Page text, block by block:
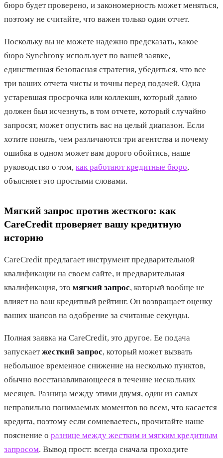
бюро будет проверено, и закономерность может меняться,
поэтому не считайте, что важен только один отчет.
Поскольку вы не можете надежно предсказать, какое
бюро Synchrony использует по вашей заявке,
единственная безопасная стратегия, убедиться, что все
три ваших отчета чисты и точны перед подачей. Одна
устаревшая просрочка или коллекшн, который давно
должен был исчезнуть, в том отчете, который случайно
запросят, может опустить вас на целый диапазон. Если
хотите понять, чем различаются три агентства и почему
ошибка в одном может вам дорого обойтись, наше
руководство о том, как работают кредитные бюро,
объясняет это простыми словами.
Мягкий запрос против жесткого: как
CareCredit проверяет вашу кредитную
историю
CareCredit предлагает инструмент предварительной
квалификации на своем сайте, и предварительная
квалификация, это мягкий запрос, который вообще не
влияет на ваш кредитный рейтинг. Он возвращает оценку
ваших шансов на одобрение за считаные секунды.
Полная заявка на CareCredit, это другое. Ее подача
запускаетжесткий запрос, который может вызвать
небольшое временное снижение на несколько пунктов,
обычно восстанавливающееся в течение нескольких
месяцев. Разница между этими двумя, один из самых
неправильно понимаемых моментов во всем, что касается
кредита, поэтому если сомневаетесь, прочитайте наше
пояснение о разнице между жестким и мягким кредитным
запросом. Вывод прост: всегда сначала проходите